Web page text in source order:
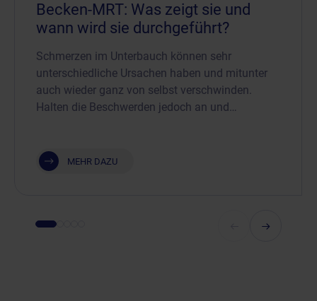
Becken-MRT: Was zeigt sie und
wann wird sie durchgeführt?
Schmerzen im Unterbauch können sehr
unterschiedliche Ursachen haben und mitunter
auch wieder ganz von selbst verschwinden.
Halten die Beschwerden jedoch an und…
MEHR DAZU